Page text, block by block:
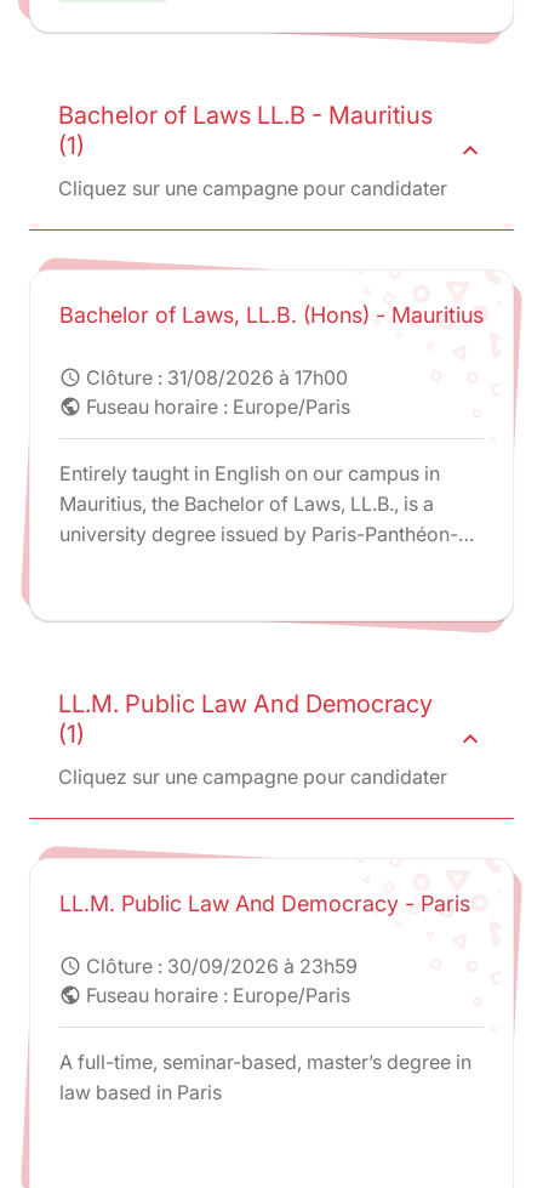
Bachelor of Laws LL.B - Mauritius
(1)
Cliquez sur une campagne pour candidater
expand_less
Bachelor of Laws, LL.B. (Hons) - Mauritius
schedule Clôture : 31/08/2026 à 17h00
public Fuseau horaire : Europe/Paris
Entirely taught in English on our campus in
Mauritius, the Bachelor of Laws, LL.B., is a
university degree issued by Paris-Panthéon-
LL.M. Public Law And Democracy
(1)
Cliquez sur une campagne pour candidater
expand_less
LL.M. Public Law And Democracy - Paris
schedule Clôture : 30/09/2026 à 23h59
public Fuseau horaire : Europe/Paris
A full-time, seminar-based, master’s degree in
law based in Paris